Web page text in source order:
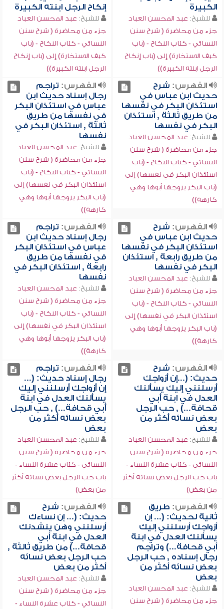
الكبيرة
للشيخ: عبد المحسن العباد
جزء من محاضرة ( شرح سنن
النسائي - كتاب النكاح - (باب
كيف الاستخارة) إلى (باب إنكاح
الرجل ابنته الكبيرة))
إنكاح الرجل ابنته الكبيرة
للشيخ: عبد المحسن العباد
جزء من محاضرة ( شرح سنن
النسائي - كتاب النكاح - (باب
كيف الاستخارة) إلى (باب إنكاح
الرجل ابنته الكبيرة))
الفهرس: شرح
حديث ابن عباس في
استئذان البكر في نفسها
من طريق ثالثة , استئذان
البكر في نفسها
للشيخ: عبد المحسن العباد
جزء من محاضرة ( شرح سنن
النسائي - كتاب النكاح - (باب
استئذان البكر في نفسها) إلى
(باب البكر يزوجها أبوها وهي
كارهة))
الفهرس: تراجم
رجال إسناد حديث ابن
عباس في استئذان البكر
في نفسها من طريق
ثالثة , استئذان البكر في
نفسها
للشيخ: عبد المحسن العباد
جزء من محاضرة ( شرح سنن
النسائي - كتاب النكاح - (باب
استئذان البكر في نفسها) إلى
(باب البكر يزوجها أبوها وهي
كارهة))
الفهرس: شرح
حديث ابن عباس في
استئذان البكر في نفسها
من طريق رابعة , استئذان
البكر في نفسها
للشيخ: عبد المحسن العباد
جزء من محاضرة ( شرح سنن
النسائي - كتاب النكاح - (باب
استئذان البكر في نفسها) إلى
(باب البكر يزوجها أبوها وهي
كارهة))
الفهرس: تراجم
رجال إسناد حديث ابن
عباس في استئذان البكر
في نفسها من طريق
رابعة , استئذان البكر في
نفسها
للشيخ: عبد المحسن العباد
جزء من محاضرة ( شرح سنن
النسائي - كتاب النكاح - (باب
استئذان البكر في نفسها) إلى
(باب البكر يزوجها أبوها وهي
كارهة))
الفهرس: شرح
حديث: (...إن أزواجك
أرسلنني إليك يسألنك
العدل في ابنة أبي
قحافة...) , حب الرجل
بعض نسائه أكثر من
بعض
للشيخ: عبد المحسن العباد
جزء من محاضرة ( شرح سنن
النسائي - كتاب عشرة النساء -
باب حب الرجل بعض نسائه أكثر
من بعض)
الفهرس: تراجم
رجال إسناد حديث: (...
إن أزواجك أرسلنني إليك
يسألنك العدل في ابنة
أبي قحافة...) , حب الرجل
بعض نسائه أكثر من
بعض
للشيخ: عبد المحسن العباد
جزء من محاضرة ( شرح سنن
النسائي - كتاب عشرة النساء -
باب حب الرجل بعض نسائه أكثر
من بعض)
الفهرس: طريق
ثانية لحديث: (... إن
أزواجك أرسلنني إليك
يسألنك العدل في ابنة
أبي قحافة...) وتراجم
رجال إسناده , حب الرجل
بعض نسائه أكثر من
بعض
للشيخ: عبد المحسن العباد
جزء من محاضرة ( شرح سنن
الفهرس: شرح
حديث: (... إن نساءك
أرسلنني وهن ينشدنك
العدل في ابنة أبي
قحافة...) من طريق ثالثة ,
حب الرجل بعض نسائه
أكثر من بعض
للشيخ: عبد المحسن العباد
جزء من محاضرة ( شرح سنن
النسائي - كتاب عشرة النساء -